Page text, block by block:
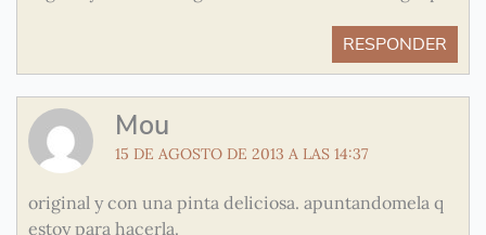
RESPONDER
Mou
15 DE AGOSTO DE 2013 A LAS 14:37
original y con una pinta deliciosa. apuntandomela q
estoy para hacerla.